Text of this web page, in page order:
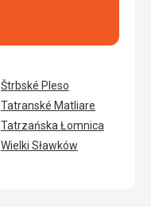
Štrbské Pleso
Tatranské Matliare
Tatrzańska Łomnica
Wielki Sławków